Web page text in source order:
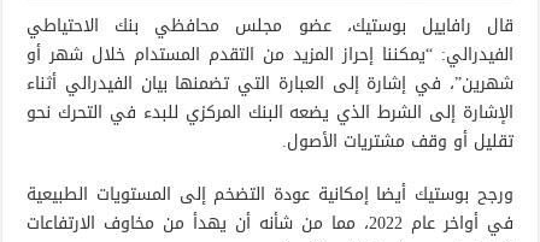
قال رافاييل بوستيك، عضو مجلس محافظي بنك الاحتياطي
الفيدرالي: “يمكننا إحراز المزيد من التقدم المستدام خلال شهر أو
شهرين”، في إشارة إلى العبارة التي تضمنها بيان الفيدرالي أثناء
الإشارة إلى الشرط الذي يضعه البنك المركزي للبدء في التحرك نحو
تقليل أو وقف مشتريات الأصول.
ورجح بوستيك أيضا إمكانية عودة التضخم إلى المستويات الطبيعية
في أواخر عام 2022، مما من شأنه أن يهدأ من مخاوف الارتفاعات